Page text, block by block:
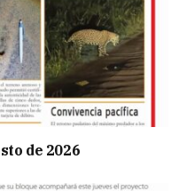
de 2026